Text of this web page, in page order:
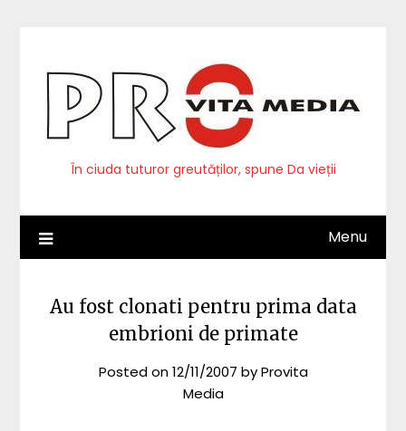
În ciuda tuturor greutăților, spune Da vieții
Menu
Au fost clonati pentru prima data
embrioni de primate
Posted on12/11/2007 byProvita
Media